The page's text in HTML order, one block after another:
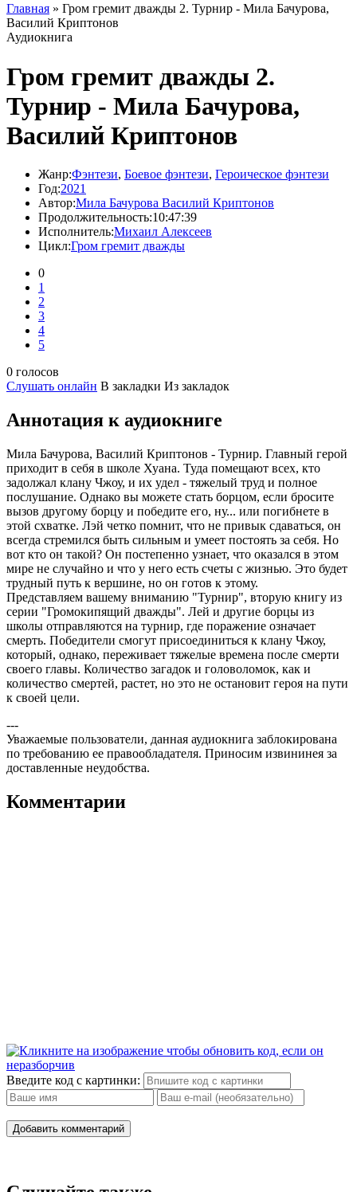
Главная » Гром гремит дважды 2. Турнир - Мила Бачурова,
Василий Криптонов
Аудиокнига
Гром гремит дважды 2.
Турнир - Мила Бачурова,
Василий Криптонов
Жанр:Фэнтези, Боевое фэнтези, Героическое фэнтези
Год:2021
Автор:Мила Бачурова Василий Криптонов
Продолжительность:10:47:39
Исполнитель:Михаил Алексеев
Цикл:Гром гремит дважды
0
1
2
3
4
5
0 голосов
Слушать онлайн В закладки Из закладок
Аннотация к аудиокниге
Мила Бачурова, Василий Криптонов - Турнир. Главный герой
приходит в себя в школе Хуана. Туда помещают всех, кто
задолжал клану Чжоу, и их удел - тяжелый труд и полное
послушание. Однако вы можете стать борцом, если бросите
вызов другому борцу и победите его, ну... или погибнете в
этой схватке. Лэй четко помнит, что не привык сдаваться, он
всегда стремился быть сильным и умеет постоять за себя. Но
вот кто он такой? Он постепенно узнает, что оказался в этом
мире не случайно и что у него есть счеты с жизнью. Это будет
трудный путь к вершине, но он готов к этому.
Представляем вашему вниманию "Турнир", вторую книгу из
серии "Громокипящий дважды". Лей и другие борцы из
школы отправляются на турнир, где поражение означает
смерть. Победители смогут присоединиться к клану Чжоу,
который, однако, переживает тяжелые времена после смерти
своего главы. Количество загадок и головоломок, как и
количество смертей, растет, но это не остановит героя на пути
к своей цели.
---
Уважаемые пользователи, данная аудиокнига заблокирована
по требованию ее правообладателя. Приносим извининея за
доставленные неудобства.
Комментарии
Введите код с картинки:
Добавить комментарий